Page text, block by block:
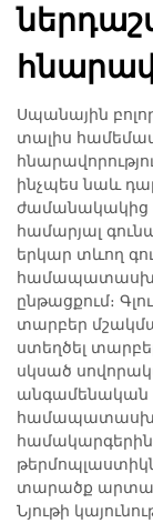
Սպանային
տալիս
ինչպես նաև
ժամանակակից
համարյալ
երկար տևող
ընթացքում։
տարբեր
ստեղծել
սկսած
անգամենական
համակարգերին
տարածք
Նյութի